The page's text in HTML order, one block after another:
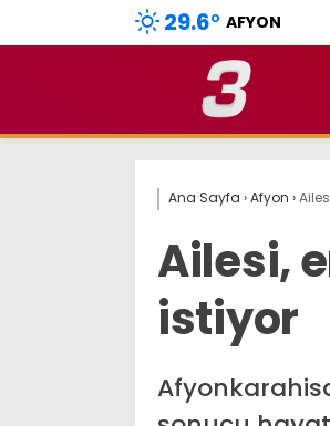
29.6° AFYON
Ana Sayfa ›Afyon ›
Ailesi,
istiyor